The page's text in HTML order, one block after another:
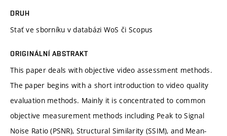
DRUH
Stať ve sborníku v databázi WoS či Scopus
ORIGINÁLNÍ ABSTRAKT
This paper deals with objective video assessment methods.
The paper begins with a short introduction to video quality
evaluation methods. Mainly it is concentrated to common
objective measurement methods including Peak to Signal
Noise Ratio (PSNR), Structural Similarity (SSIM), and Mean-